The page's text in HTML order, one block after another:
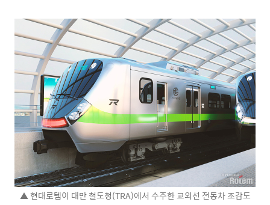
▲ 현대로템이 대만 철도청(TRA)에서 수주한 교외선 전동차 조감도